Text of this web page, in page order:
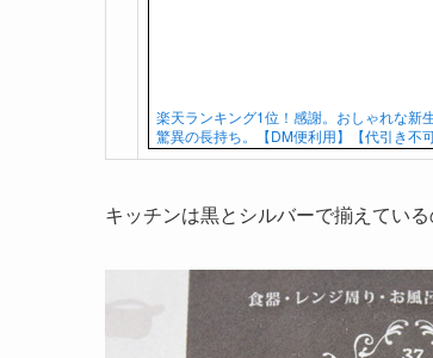
楽天ランキング1位！感謝。おしゃれな
驚異の長持ち。【DM便利用】【代引き不
キッチンは黒とシルバーで揃えてい